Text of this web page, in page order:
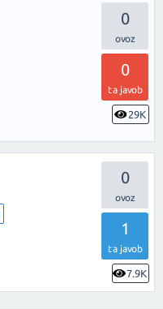
0
0
ta javob
29K
0
1
ta javob
7.9K